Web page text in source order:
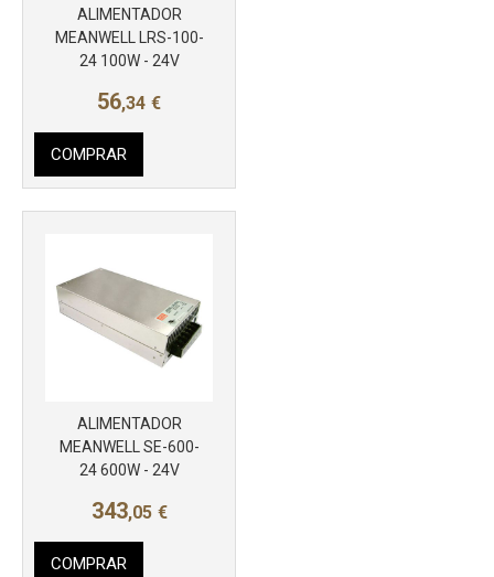
ALIMENTADOR
MEANWELL LRS-100-
24 100W - 24V
56,34 €
COMPRAR
ALIMENTADOR
MEANWELL SE-600-
24 600W - 24V
343,05 €
COMPRAR
Más info